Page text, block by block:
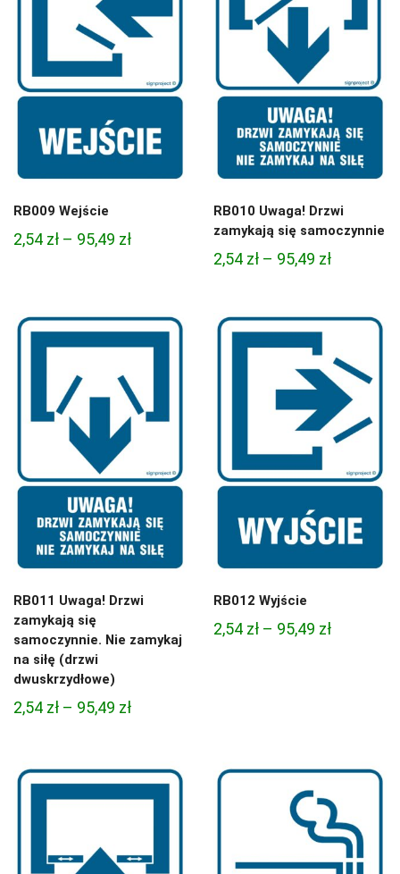
RB009 Wejście
2,54 zł – 95,49 złZakres
do
RB010 Uwaga! Drzwi
zamykają się samoczynnie
2,54 zł – 95,49 złZakres
do
95,49 zł
RB011 Uwaga! Drzwi
zamykają się
samoczynnie. Nie zamykaj
na siłę (drzwi
dwuskrzydłowe)
2,54 zł – 95,49 złZakres
2,54 zł
do
RB012 Wyjście
2,54 zł – 95,49 złZakres